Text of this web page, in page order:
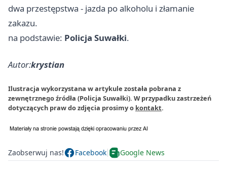
dwa przestępstwa - jazda po alkoholu i złamanie
zakazu.
na podstawie: Policja Suwałki.
Autor:krystian
Ilustracja wykorzystana w artykule została pobrana z
zewnętrznego źródła (Policja Suwałki). W przypadku zastrzeżeń
dotyczących praw do zdjęcia prosimy o kontakt.
Zaobserwuj nas! Facebook Google News